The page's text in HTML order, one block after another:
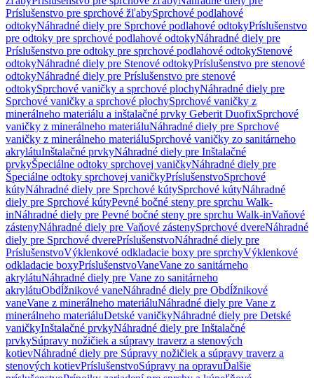
Príslušenstvo pre sprchové žľabySprchové podlahové
odtokyNáhradné diely pre Sprchové podlahové odtokyPríslušenstvo
pre odtoky pre sprchové podlahové odtokyNáhradné diely pre
Príslušenstvo pre odtoky pre sprchové podlahové odtokyStenové
odtokyNáhradné diely pre Stenové odtokyPríslušenstvo pre stenové
odtokyNáhradné diely pre Príslušenstvo pre stenové
odtokySprchové vaničky a sprchové plochyNáhradné diely pre
Sprchové vaničky a sprchové plochySprchové vaničky z
minerálneho materiálu a inštalačné prvky Geberit DuofixSprchové
vaničky z minerálneho materiáluNáhradné diely pre Sprchové
vaničky z minerálneho materiáluSprchové vaničky zo sanitárneho
akrylátuInštalačné prvkyNáhradné diely pre Inštalačné
prvkyŠpeciálne odtoky sprchovej vaničkyNáhradné diely pre
Špeciálne odtoky sprchovej vaničkyPríslušenstvoSprchové
kútyNáhradné diely pre Sprchové kútySprchové kútyNáhradné
diely pre Sprchové kútyPevné bočné steny pre sprchu Walk-
inNáhradné diely pre Pevné bočné steny pre sprchu Walk-inVaňové
zástenyNáhradné diely pre Vaňové zástenySprchové dvereNáhradné
diely pre Sprchové dverePríslušenstvoNáhradné diely pre
PríslušenstvoVýklenkové odkladacie boxy pre sprchyVýklenkové
odkladacie boxyPríslušenstvoVaneVane zo sanitárneho
akrylátuNáhradné diely pre Vane zo sanitárneho
akrylátuObdĺžnikové vaneNáhradné diely pre Obdĺžnikové
vaneVane z minerálneho materiáluNáhradné diely pre Vane z
minerálneho materiáluDetské vaničkyNáhradné diely pre Detské
vaničkyInštalačné prvkyNáhradné diely pre Inštalačné
prvkySúpravy nožičiek a súpravy traverz a stenových
kotievNáhradné diely pre Súpravy nožičiek a súpravy traverz a
stenových kotievPríslušenstvoSúpravy na opravuĎalšie